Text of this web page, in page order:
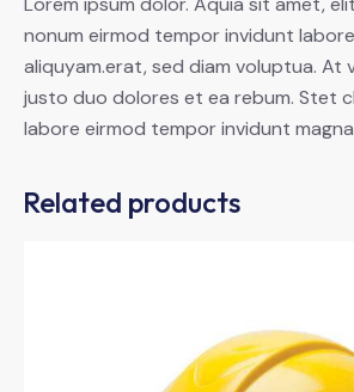
nonum eirmod tempor invidunt
aliquyam.erat, sed diam voluptua. At
justo duo dolores et ea rebum. Stet
labore eirmod tempor invidunt
Related products